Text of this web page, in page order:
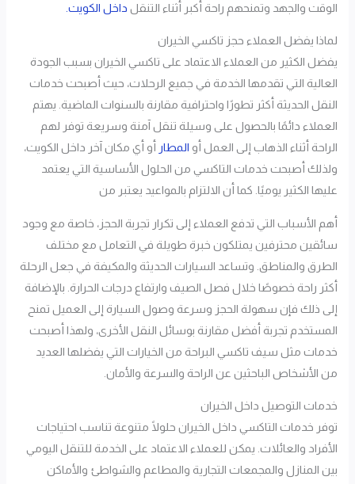
الوقت والجهد وتمنحهم راحة أكبر أثناء التنقل داخل الكويت.
لماذا يفضل العملاء حجز تاكسي الخيران
يفضل الكثير من العملاء الاعتماد على تاكسي الخيران بسبب الجودة
العالية التي تقدمها الخدمة في جميع الرحلات، حيث أصبحت خدمات
النقل الحديثة أكثر تطورًا واحترافية مقارنة بالسنوات الماضية. يهتم
العملاء دائمًا بالحصول على وسيلة تنقل آمنة وسريعة توفر لهم
الراحة أثناء الذهاب إلى العمل أو المطار أو أي مكان آخر داخل الكويت،
ولذلك أصبحت خدمات التاكسي من الحلول الأساسية التي يعتمد
عليها الكثير يوميًا. كما أن الالتزام بالمواعيد يعتبر من
أهم الأسباب التي تدفع العملاء إلى تكرار تجربة الحجز، خاصة مع وجود
سائقين محترفين يمتلكون خبرة طويلة في التعامل مع مختلف
الطرق والمناطق. وتساعد السيارات الحديثة والمكيفة في جعل الرحلة
أكثر راحة خصوصًا خلال فصل الصيف وارتفاع درجات الحرارة. بالإضافة
إلى ذلك فإن سهولة الحجز وسرعة وصول السيارة إلى العميل تمنح
المستخدم تجربة أفضل مقارنة بوسائل النقل الأخرى، ولهذا أصبحت
خدمات مثل سيف تاكسي البراحة من الخيارات التي يفضلها العديد
من الأشخاص الباحثين عن الراحة والسرعة والأمان.
خدمات التوصيل داخل الخيران
توفر خدمات التاكسي داخل الخيران حلولًا متنوعة تناسب احتياجات
الأفراد والعائلات. يمكن للعملاء الاعتماد على الخدمة للتنقل اليومي
بين المنازل والمجمعات التجارية والمطاعم والشواطئ والأماكن